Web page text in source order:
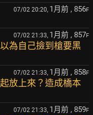
07/02 20:20, 1月前 , 856F
07/02 21:33, 1月前 , 857F
為自己撿到槍要黑
07/02 21:33, 1月前 , 858F
放上來？造成橋本
07/02 21:33, 1月前 , 859F